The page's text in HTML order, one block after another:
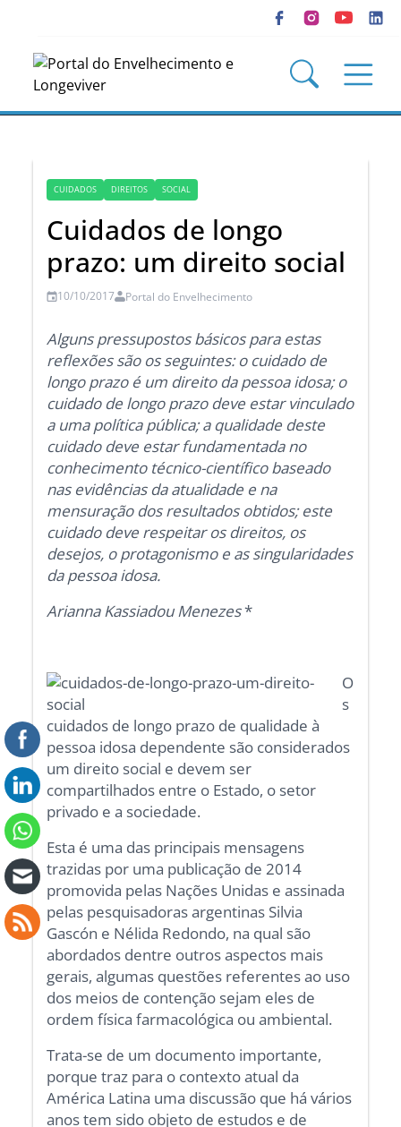
CUIDADOS DIREITOS SOCIAL
Cuidados de longo
prazo: um direito social
10/10/2017 Portal do Envelhecimento
Alguns pressupostos básicos para estas
reflexões são os seguintes: o cuidado de
longo prazo é um direito da pessoa idosa; o
cuidado de longo prazo deve estar vinculado
a uma política pública; a qualidade deste
cuidado deve estar fundamentada no
conhecimento técnico-científico baseado
nas evidências da atualidade e na
mensuração dos resultados obtidos; este
cuidado deve respeitar os direitos, os
desejos, o protagonismo e as singularidades
da pessoa idosa.
Arianna Kassiadou Menezes*
O
s
cuidados de longo prazo de qualidade à
pessoa idosa dependente são considerados
um direito social e devem ser
compartilhados entre o Estado, o setor
privado e a sociedade.
Esta é uma das principais mensagens
trazidas por uma publicação de 2014
promovida pelas Nações Unidas e assinada
pelas pesquisadoras argentinas Silvia
Gascón e Nélida Redondo, na qual são
abordados dentre outros aspectos mais
gerais, algumas questões referentes ao uso
dos meios de contenção sejam eles de
ordem física farmacológica ou ambiental.
Trata-se de um documento importante,
porque traz para o contexto atual da
América Latina uma discussão que há vários
anos tem sido objeto de estudos e de